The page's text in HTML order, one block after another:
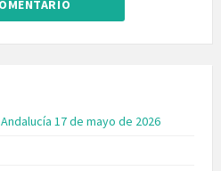
17 de mayo de 2026